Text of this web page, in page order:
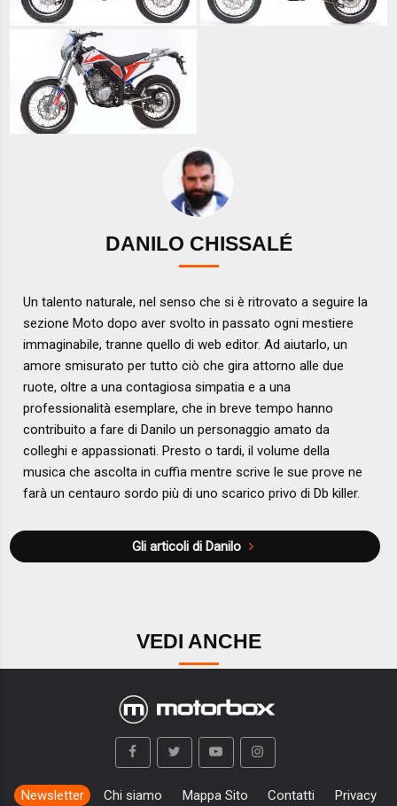
DANILO CHISSALÉ
Un talento naturale, nel senso che si è ritrovato a seguire la
sezione Moto dopo aver svolto in passato ogni mestiere
immaginabile, tranne quello di web editor. Ad aiutarlo, un
amore smisurato per tutto ciò che gira attorno alle due
ruote, oltre a una contagiosa simpatia e a una
professionalità esemplare, che in breve tempo hanno
contribuito a fare di Danilo un personaggio amato da
colleghi e appassionati. Presto o tardi, il volume della
musica che ascolta in cuffia mentre scrive le sue prove ne
farà un centauro sordo più di uno scarico privo di Db killer.
Gli articoli di Danilo
VEDI ANCHE
Newsletter Chi siamo Mappa Sito Contatti Privacy